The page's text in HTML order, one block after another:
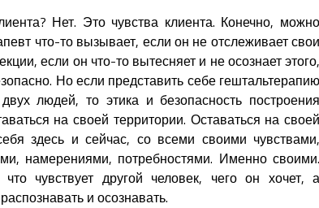
Нет. Это чувства клиента. Конечно, можно
что-то вызывает, если он не отслеживает свои
если он что-то вытесняет и не осознает этого,
Но если представить себе гештальтерапию
людей, то этика и безопасность построения
на своей территории. Оставаться на своей
здесь и сейчас, со всеми своими чувствами,
намерениями, потребностями. Именно своими.
чувствует другой человек, чего он хочет, а
и осознавать.